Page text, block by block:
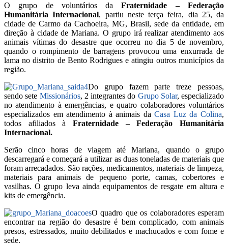
O grupo de voluntários daFraternidade – Federação
Humanitária Internacional, partiu neste terça feira, dia 25, da
cidade de Carmo da Cachoeira, MG, Brasil, sede da entidade, em
direção à cidade de Mariana. O grupo irá realizar atendimento aos
animais vítimas do desastre que ocorreu no dia 5 de novembro,
quando o rompimento de barragens provocou uma enxurrada de
lama no distrito de Bento Rodrigues e atingiu outros municípios da
região.
Do grupo fazem parte treze pessoas,
sendo sete Missionários, 2 integrantes do Grupo Solar, especializado
no atendimento à emergências, e quatro colaboradores voluntários
especializados em atendimento à animais daCasa Luz da Colina,
todos afiliados à Fraternidade – Federação Humanitária
Internacional.
Serão cinco horas de viagem até Mariana, quando o grupo
descarregará e começará a utilizar as duas toneladas de materiais que
foram arrecadados. São rações, medicamentos, materiais de limpeza,
materiais para animais de pequeno porte, camas, cobertores e
vasilhas. O grupo leva ainda equipamentos de resgate em altura e
kits de emergência.
O quadro que os colaboradores esperam
encontrar na região do desastre é bem complicado, com animais
presos, estressados, muito debilitados e machucados e com fome e
sede.